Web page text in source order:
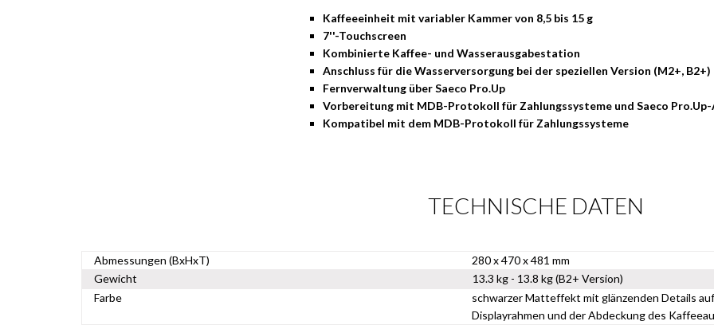
Kaffeeeinheit mit variabler Kammer von 8,5 bis 15 g
7''-Touchscreen
Kombinierte Kaffee- und Wasserausgabestation
Anschluss für die Wasserversorgung bei der speziellen Version (M2+, B2+)
Fernverwaltung über Saeco Pro.Up
Vorbereitung mit MDB-Protokoll für Zahlungssysteme und Saeco Pro.Up-
Kompatibel mit dem MDB-Protokoll für Zahlungssysteme
TECHNISCHE DATEN
Abmessungen (BxHxT)
280 x 470 x 481 mm
Gewicht
13.3 kg - 13.8 kg (B2+ Version)
Farbe
schwarzer Matteffekt mit glänzenden Details
Displayrahmen und der Abdeckung des